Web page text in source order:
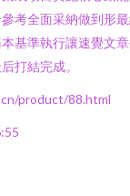
考全面采納做到形
基準執行讓速覺文
打結完成。
product/88.html